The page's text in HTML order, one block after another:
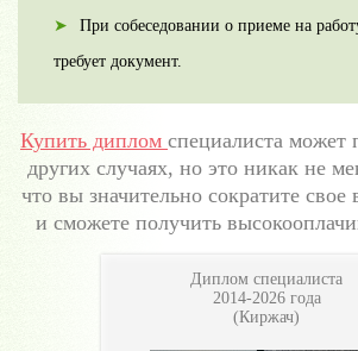
При собеседовании о приеме на
требует документ.
Купить диплом специалиста может
других случаях, но это никак не
что вы значительно сократите
и сможете получить
Диплом специалиста
2014-2026 года
(Киржач)